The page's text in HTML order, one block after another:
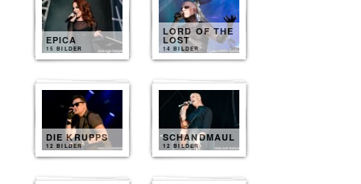
EPICA
15 BILDER
LORD OF THE
LOST
14 BILDER
DIE KRUPPS
12 BILDER
SCHANDMAUL
12 BILDER